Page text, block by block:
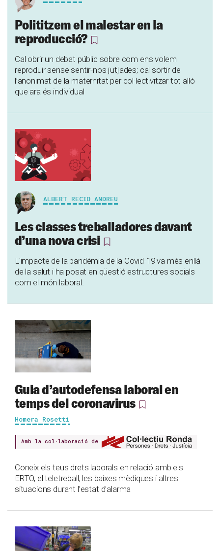
Polititzem el malestar en la
reproducció?
Cal obrir un debat públic sobre com ens volem
reproduir sense sentir-nos jutjades; cal sortir de
l’anonimat de la maternitat per col·lectivitzar tot allò
que ara és individual
ALBERT RECIO ANDREU
Les classes treballadores davant
d’una nova crisi
L'impacte de la pandèmia de la Covid-19 va més enllà
de la salut i ha posat en qüestió estructures socials
com el món laboral.
Guia d’autodefensa laboral en
temps del coronavirus
Homera Rosetti
Amb la col·laboració de
Coneix els teus drets laborals en relació amb els
ERTO, el teletreball, les baixes mèdiques i altres
situacions durant l’estat d’alarma